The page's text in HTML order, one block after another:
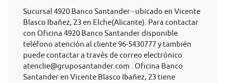
Sucursal 4920 Banco Santander - ubicado en Vicente
Blasco Ibañez, 23 en Elche(Alicante). Para contactar
con Oficina 4920 Banco Santander disponible
teléfono atención al cliente 96-5430777 y también
puede contactar a través de correo electrónico
atenclie@gruposantander.com . Oficina Banco
Santander en Vicente Blasco Ibañez, 23 tiene